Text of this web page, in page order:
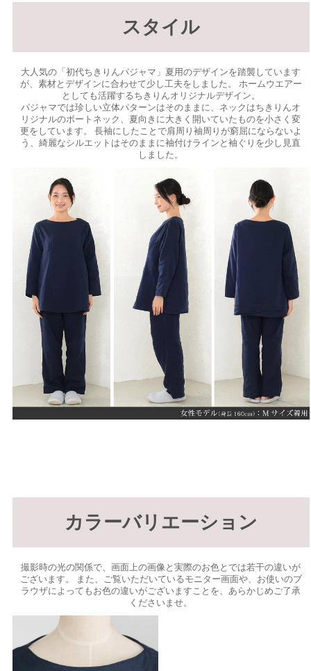
スタイル
大人気の「初代ちきりんパジャマ」夏用のデザインを踏襲しています
が、素材とデザインに合わせて少し工夫をしました。 ホームウエアー
としても活躍するちきりんオリジナルデザイン。
パジャマでは珍しい立体パターンはそのままに、ネックはちきりんオ
リジナルのボートネック、夏向きに大きく開いていたものを小さく変
更をしています。 長袖にしたことで肩周り袖周りが窮屈にならないよ
う、綺麗なシルエットはそのままに袖付けラインと袖ぐりを少し見直
しました。
カラーバリエーション
撮影時の光の関係で、画面上の画像と実際のお色とでは若干の違いが
ございます。 また、ご覧いただいているモニター画面や、お使いのブ
ラウザによってもお色の違いがございますことを、あらかじめご了承
くださいませ。